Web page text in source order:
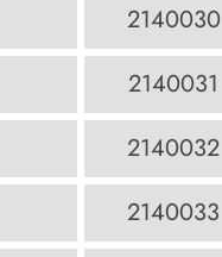
2140030
2140031
2140032
2140033